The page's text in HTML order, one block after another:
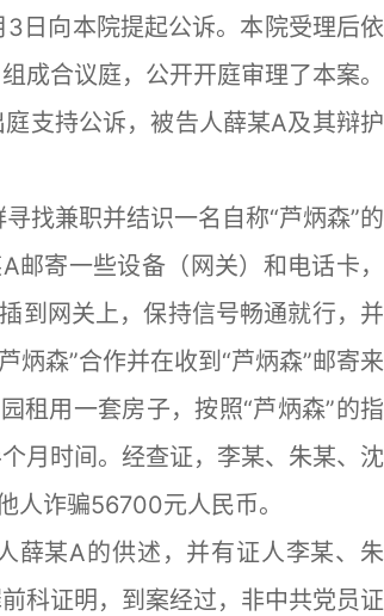
日向本院提起公诉。本院受理后依
成合议庭，公开开庭审理了本案。
支持公诉，被告人薛某A及其辩护
兼职并结识一名自称“芦炳森”的
寄一些设备（网关）和电话卡，
到网关上，保持信号畅通就行，并
炳森”合作并在收到“芦炳森”邮寄来
租用一套房子，按照“芦炳森”的指
月时间。经查证，李某、朱某、沈
人诈骗56700元人民币。
某A的供述，并有证人李某、朱
科证明，到案经过，非中共党员证